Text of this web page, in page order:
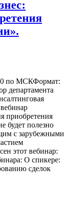
по МСКФормат:
департамента
приобретения
будет полезно
с зарубежными
этот вебинар:
О спикере:
сделок